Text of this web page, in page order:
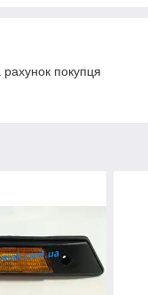
покупця